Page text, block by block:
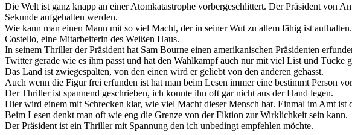
Die Welt ist ganz knapp an einer Atomkatastrophe vorbergeschlittert. Der Präsident von
Sekunde aufgehalten werden.
Wie kann man einen Mann mit so viel Macht, der in seiner Wut zu allem fähig ist
Costello, eine Mitarbeiterin des Weißen Haus.
In seinem Thriller der Präsident hat Sam Bourne einen amerikanischen Präsidenten
Twitter gerade wie es ihm passt und hat den Wahlkampf auch nur mit viel List und Tücke
Das Land ist zwiegespalten, von den einen wird er geliebt von den anderen gehasst.
Auch wenn die Figur frei erfunden ist hat man beim Lesen immer eine bestimmt Person
Der Thriller ist spannend geschrieben, ich konnte ihn oft gar nicht aus der Hand legen.
Hier wird einem mit Schrecken klar, wie viel Macht dieser Mensch hat. Einmal im Amt ist
Beim Lesen denkt man oft wie eng die Grenze von der Fiktion zur Wirklichkeit sein kann.
Der Präsident ist ein Thriller mit Spannung den ich unbedingt empfehlen möchte.